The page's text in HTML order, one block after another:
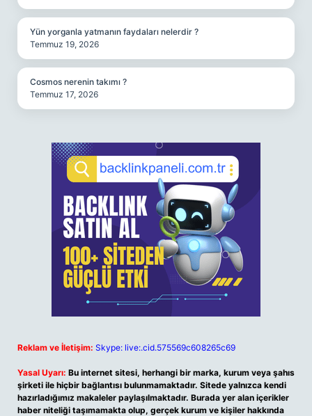
Yün yorganla yatmanın faydaları nelerdir ?
Temmuz 19, 2026
Cosmos nerenin takımı ?
Temmuz 17, 2026
Reklam ve İletişim: Skype: live:.cid.575569c608265c69
Yasal Uyarı: Bu internet sitesi, herhangi bir marka, kurum veya şahıs
şirketi ile hiçbir bağlantısı bulunmamaktadır. Sitede yalnızca kendi
hazırladığımız makaleler paylaşılmaktadır. Burada yer alan içerikler
haber niteliği taşımamakta olup, gerçek kurum ve kişiler hakkında